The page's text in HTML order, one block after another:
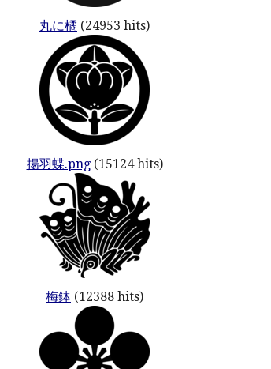
丸に橘 (24953 hits)
揚羽蝶.png(15124 hits)
梅鉢 (12388 hits)